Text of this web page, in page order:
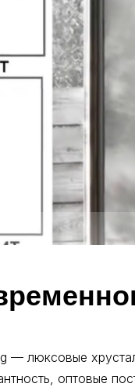
— люксовые
оптовые